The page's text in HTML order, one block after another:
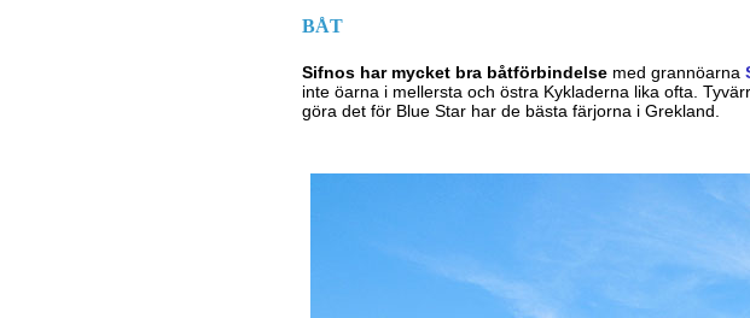
BÅT
Sifnos har mycket bra båtförbindelse med grannöarna
inte öarna i mellersta och östra Kykladerna lika ofta.
göra det för Blue Star har de bästa färjorna i Grekland.